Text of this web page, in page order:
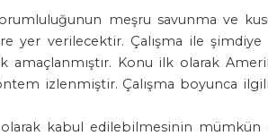
meşru savunma ve
yer verilecektir. Çalışma ile
Konu ilk olarak
izlenmiştir. Çalışma boyunca
kabul edilebilmesinin mümkün